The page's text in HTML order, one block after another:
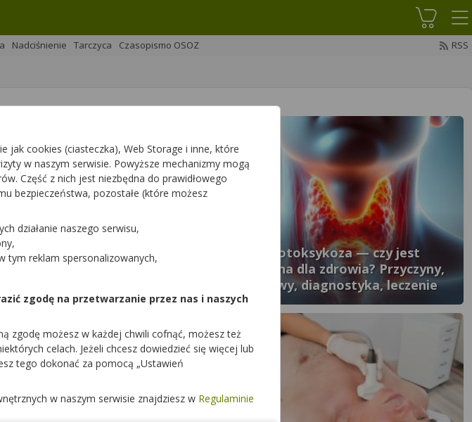
Koszyk
Nadciśnienie Tarczyca Czasopismo OSOZ RSS
Ostre i podostre zapalenie
tarczycy — dlaczego występuje i
Tyreotoksykoza — czy jest
groźna dla zdrowia? Przyczyny,
objawy, diagnostyka, leczenie
jak cookies (ciasteczka), Web Storage i inne, które
w naszym serwisie. Powyższe mechanizmy mogą
Część z nich jest niezbędna do prawidłowego
bezpieczeństwa, pozostałe (które możesz
działanie naszego serwisu,
tym reklam spersonalizowanych,
zgodę na przetwarzanie przez nas i naszych
zgodę możesz w każdej chwili cofnąć, możesz też
celach. Jeżeli chcesz dowiedzieć się więcej lub
tego dokonać za pomocą „Ustawień
w naszym serwisie znajdziesz w Regulaminie